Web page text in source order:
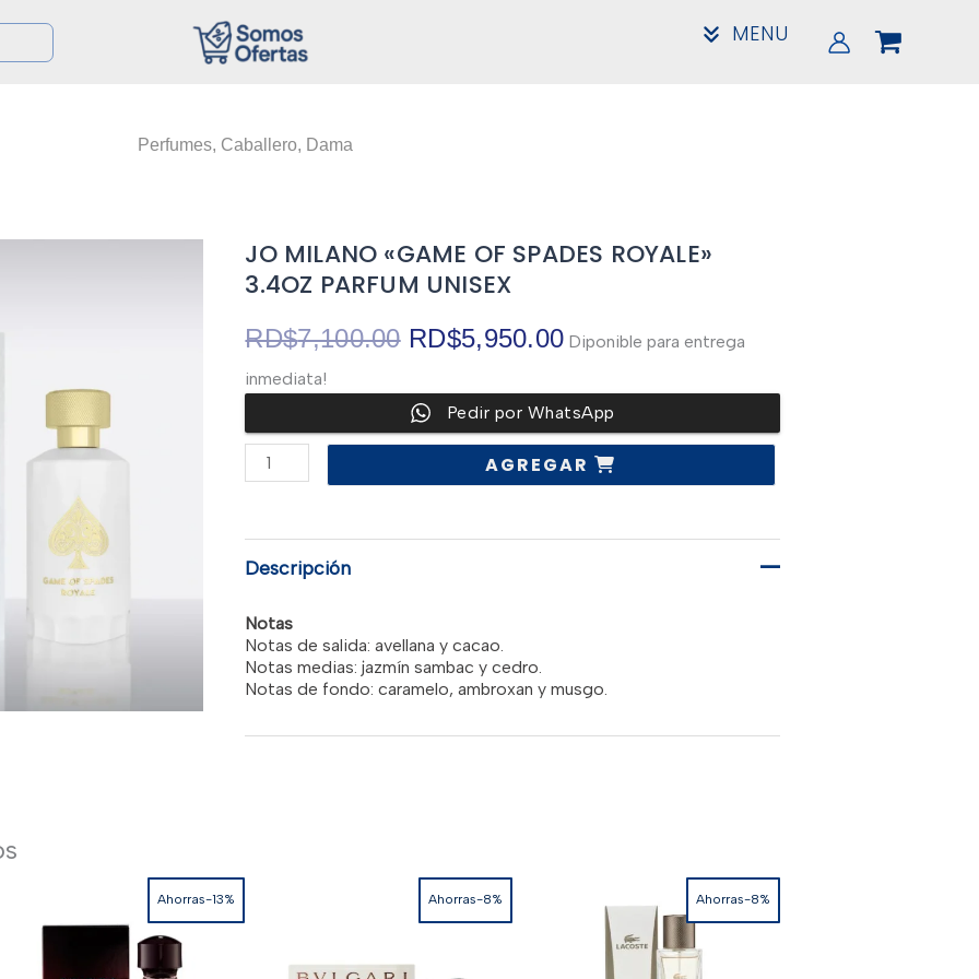
MENU
Perfumes, Caballero, Dama
JO MILANO «GAME OF SPADES ROYALE»
3.4OZ PARFUM UNISEX
RD$7,100.00 El
precio
original
era:
RD$7,100.00.
RD$5,950.00El
precio
actual
es:
RD$5,950.00.
Diponible para entrega
inmediata!
Pedir por WhatsApp
JO
MILANO
"GAME
ROYALE"
3.4OZ
PARFUM
AGREGAR
Descripción
Notas
Notas de salida: avellana y cacao.
Notas medias: jazmín sambac y cedro.
Notas de fondo: caramelo, ambroxan y musgo.
Ahorras-13% Ahorras-8% Ahorras-8%